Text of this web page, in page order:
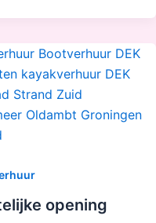
opening